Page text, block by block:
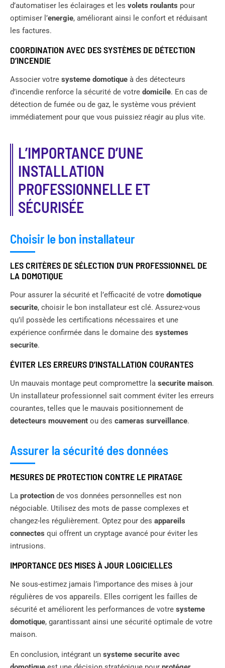
d’automatiser les éclairages et les volets roulants pour
optimiser l’energie, améliorant ainsi le confort et réduisant
les factures.
COORDINATION AVEC DES SYSTÈMES DE DÉTECTION
D’INCENDIE
Associer votre systeme domotique à des détecteurs
d’incendie renforce la sécurité de votre domicile. En cas de
détection de fumée ou de gaz, le système vous prévient
immédiatement pour que vous puissiez réagir au plus vite.
L’IMPORTANCE D’UNE
INSTALLATION
PROFESSIONNELLE ET
SÉCURISÉE
Choisir le bon installateur
LES CRITÈRES DE SÉLECTION D’UN PROFESSIONNEL DE
LA DOMOTIQUE
Pour assurer la sécurité et l’efficacité de votre domotique
securite, choisir le bon installateur est clé. Assurez-vous
qu’il possède les certifications nécessaires et une
expérience confirmée dans le domaine des systemes
securite.
ÉVITER LES ERREURS D’INSTALLATION COURANTES
Un mauvais montage peut compromettre la securite maison.
Un installateur professionnel sait comment éviter les erreurs
courantes, telles que le mauvais positionnement de
detecteurs mouvement ou des cameras surveillance.
Assurer la sécurité des données
MESURES DE PROTECTION CONTRE LE PIRATAGE
La protection de vos données personnelles est non
négociable. Utilisez des mots de passe complexes et
changez-les régulièrement. Optez pour des appareils
connectes qui offrent un cryptage avancé pour éviter les
intrusions.
IMPORTANCE DES MISES À JOUR LOGICIELLES
Ne sous-estimez jamais l’importance des mises à jour
régulières de vos appareils. Elles corrigent les failles de
sécurité et améliorent les performances de votre systeme
domotique, garantissant ainsi une sécurité optimale de votre
maison.
En conclusion, intégrant un systeme securite avec